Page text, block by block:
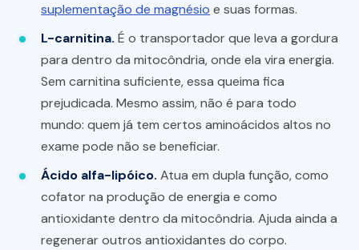
suplementação de magnésio e suas formas.
L-carnitina. É o transportador que leva a gordura
para dentro da mitocôndria, onde ela vira energia.
Sem carnitina suficiente, essa queima fica
prejudicada. Mesmo assim, não é para todo
mundo: quem já tem certos aminoácidos altos no
exame pode não se beneficiar.
Ácido alfa-lipóico. Atua em dupla função, como
cofator na produção de energia e como
antioxidante dentro da mitocôndria. Ajuda ainda a
regenerar outros antioxidantes do corpo.